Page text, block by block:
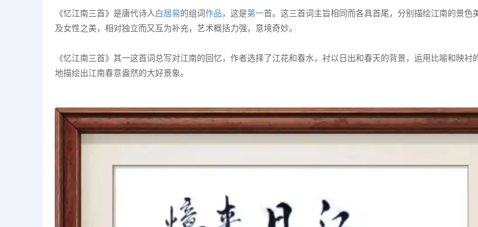
《忆江南三首》是唐代诗人 白居易的组词作品，这是第一首。这三首词主旨相同而各具首尾，分别描绘江南的景色
及女性之美，相对独立而又互为补充，艺术概括力强，意境奇妙。
《忆江南三首》其一这首词总写对江南的回忆，作者选择了江花和春水，衬以日出和春天的背景，运用比喻和映衬
地描绘出江南春意盎然的大好景象。